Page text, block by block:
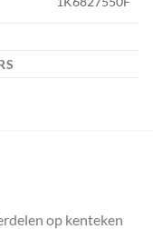
op kenteken